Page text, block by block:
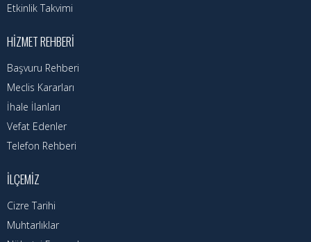
Etkinlik Takvimi
HIZMET REHBERI
Başvuru Rehberi
Meclis Kararları
İhale İlanları
Vefat Edenler
Telefon Rehberi
İLÇEMIZ
Cizre Tarihi
Muhtarlıklar